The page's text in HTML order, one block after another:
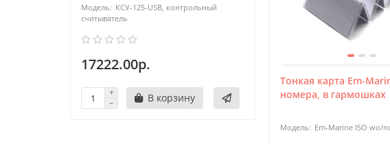
КСУ-125-USB, контрольный
считыватель
17222.00р.
В корзину
Тонкая карта Em-
номера, в гармошках
Em-Marine ISO wo/